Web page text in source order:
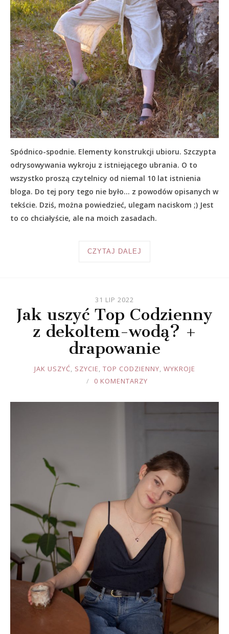
Spódnico-spodnie. Elementy konstrukcji ubioru. Szczypta
odrysowywania wykroju z istniejącego ubrania. O to
wszystko proszą czytelnicy od niemal 10 lat istnienia
bloga. Do tej pory tego nie było… z powodów opisanych w
tekście. Dziś, można powiedzieć, ulegam naciskom ;) Jest
to co chciałyście, ale na moich zasadach.
CZYTAJ DALEJ
31 LIP 2022
Jak uszyć Top Codzienny
z dekoltem-wodą? +
drapowanie
JOULE
JAK USZYĆ, SZYCIE, TOP CODZIENNY, WYKROJE
0 KOMENTARZY